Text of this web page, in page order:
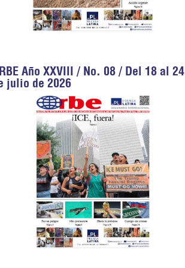
Año XXVIII / No. 08 / Del 18 al 24
julio de 2026